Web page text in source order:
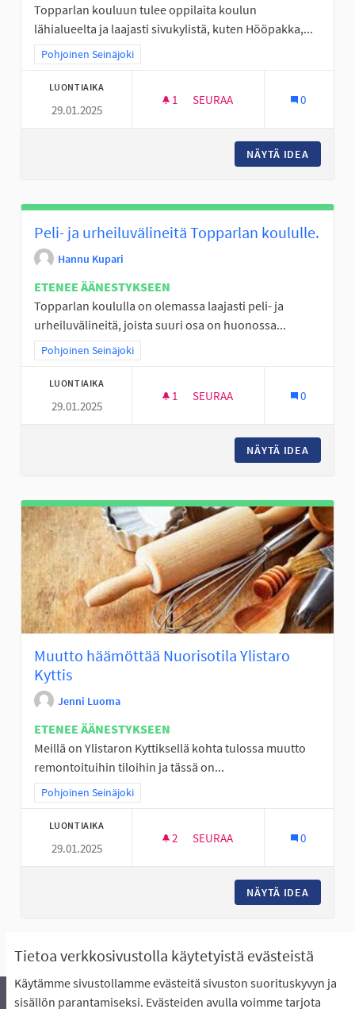
Tietoa verkkosivustolla käytetyistä evästeistä
Käytämme sivustollamme evästeitä sivuston suorituskyvyn ja
sisällön parantamiseksi. Evästeiden avulla voimme tarjota
Topparlan kouluun tulee oppilaita koulun
lähialueelta ja laajasti sivukylistä, kuten Hööpakka,...
Rajaa tulokset teeman mukaan: Pohjoinen Seinäjoki
Pohjoinen Seinäjoki
LUONTIAIKA
29.01.2025
1 1 SEURAAJA
SEURAA 0
NÄYTÄ IDEA
Peli- ja urheiluvälineitä Topparlan koululle.
Hannu Kupari
ETENEE ÄÄNESTYKSEEN
Topparlan koululla on olemassa laajasti peli- ja
urheiluvälineitä, joista suuri osa on huonossa...
Rajaa tulokset teeman mukaan: Pohjoinen Seinäjoki
Pohjoinen Seinäjoki
LUONTIAIKA
29.01.2025
1 1 SEURAAJA
SEURAA 0
NÄYTÄ IDEA
Muutto häämöttää Nuorisotila Ylistaro
Kyttis
Jenni Luoma
ETENEE ÄÄNESTYKSEEN
Meillä on Ylistaron Kyttiksellä kohta tulossa muutto
remontoituihin tiloihin ja tässä on...
Rajaa tulokset teeman mukaan: Pohjoinen Seinäjoki
Pohjoinen Seinäjoki
LUONTIAIKA
29.01.2025
2 2 SEURAAJAA
SEURAA 0
NÄYTÄ IDEA
Näytä kaikki peruutetut ideat